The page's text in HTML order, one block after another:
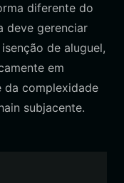
diferente do
deve gerenciar
de aluguel,
em
da complexidade
subjacente.